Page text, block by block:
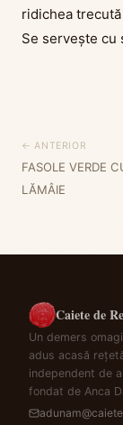
ridichea
Se servește cu
← ANTERIOR
FASOLE VERDE
LĂMÂIE
Caiete de
Un demers
adus acasă
independent de
fondat de Anca